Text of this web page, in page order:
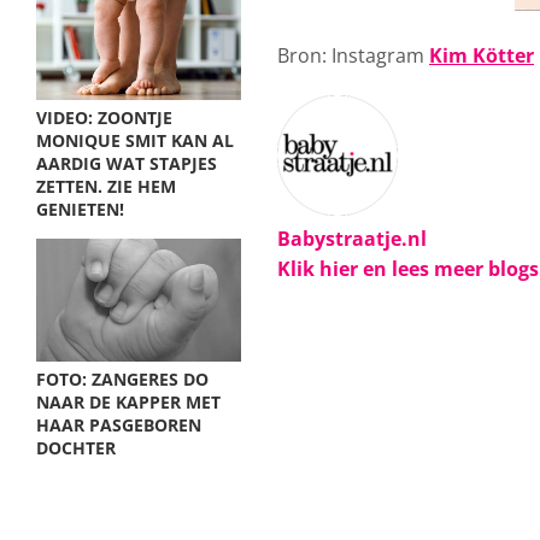
VIDEO: ZOONTJE
MONIQUE SMIT KAN AL
AARDIG WAT STAPJES
ZETTEN. ZIE HEM
GENIETEN!
FOTO: ZANGERES DO
NAAR DE KAPPER MET
HAAR PASGEBOREN
DOCHTER
Bron: Instagram Kim Kötter
Babystraatje.nl
Klik hier en lees meer